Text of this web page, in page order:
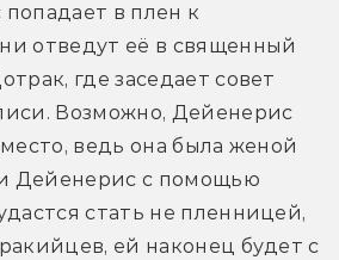
в плен к
отведут её в священный
где заседает совет
Возможно, Дейенерис
ведь она была женой
Дейенерис с помощью
стать не пленницей,
ей наконец будет с